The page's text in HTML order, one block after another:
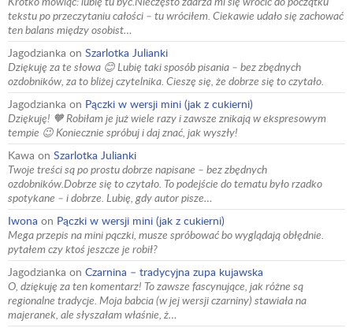
tekstu po przeczytaniu całości – tu wróciłem. Ciekawie udało się zachować
ten balans między osobist…
Jagodzianka on Szarlotka Julianki
Dziękuję za te słowa 😊 Lubię taki sposób pisania – bez zbędnych
ozdobników, za to bliżej czytelnika. Cieszę się, że dobrze się to czytało.
Jagodzianka on Pączki w wersji mini (jak z cukierni)
Dziękuję! 🧡 Robiłam je już wiele razy i zawsze znikają w ekspresowym
tempie 😉 Koniecznie spróbuj i daj znać, jak wyszły!
Kawa on Szarlotka Julianki
Twoje treści są po prostu dobrze napisane – bez zbędnych
ozdobników.Dobrze się to czytało. To podejście do tematu było rzadko
spotykane – i dobrze. Lubię, gdy autor pisze…
Iwona on Pączki w wersji mini (jak z cukierni)
Mega przepis na mini pączki, musze spróbować bo wyglądają obłędnie.
pytałem czy ktoś jeszcze je robił?
Jagodzianka on Czarnina – tradycyjna zupa kujawska
O, dziękuję za ten komentarz! To zawsze fascynujące, jak różne są
regionalne tradycje. Moja babcia (w jej wersji czarniny) stawiała na
majeranek, ale słyszałam właśnie, ż…